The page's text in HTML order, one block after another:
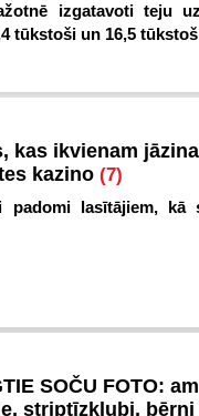
izgatavoti teju
tūkstoši un 16,5
kas ikvienam
kazino (7)
padomi lasītājiem, kā
SOČU FOTO:
striptīzklubi, bērni